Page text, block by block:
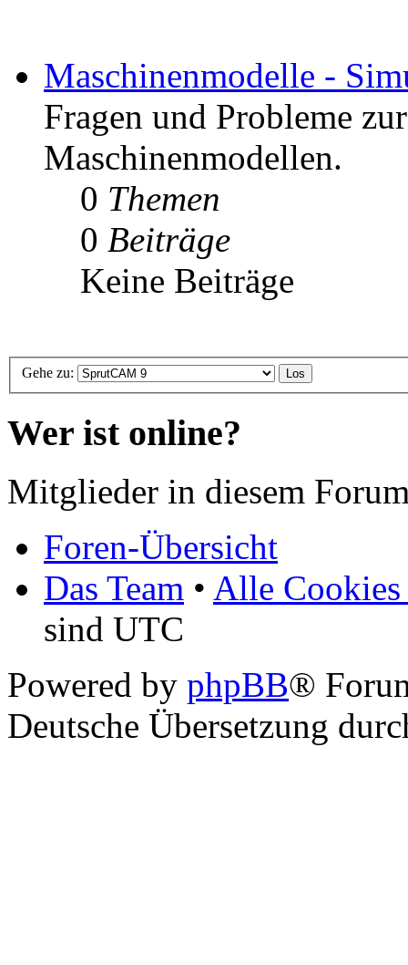
Maschinenmodelle -
Fragen und Probleme
Maschinenmodellen.
0 Themen
0 Beiträge
Keine Beiträge
Gehe zu:
Wer ist online?
Mitglieder in diesem
Foren-Übersicht
Das Team • Alle Cookies
sind UTC
Powered by phpBB®
Deutsche Übersetzung